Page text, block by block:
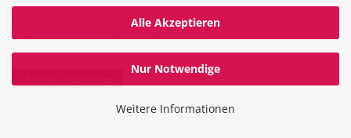
Alle Akzeptieren
Nur Notwendige
Weitere Informationen
Mit der Nutzung unserer Website erklären Sie sich damit einverstanden, dass
wir Cookies verwenden.Nähere Informationen